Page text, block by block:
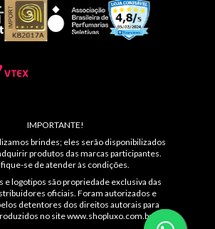
IMPORTANTE!
brindes; eles serão disponibilizados
produtos das marcas participantes.
se de atender às condições.
e logotipos são propriedade exclusiva das
oficiais. Foram autorizados e
detentores dos direitos autorais para
no sitewww.shopluxo.com.br